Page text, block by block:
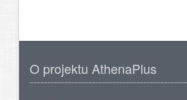
O projektu AthenaPlus